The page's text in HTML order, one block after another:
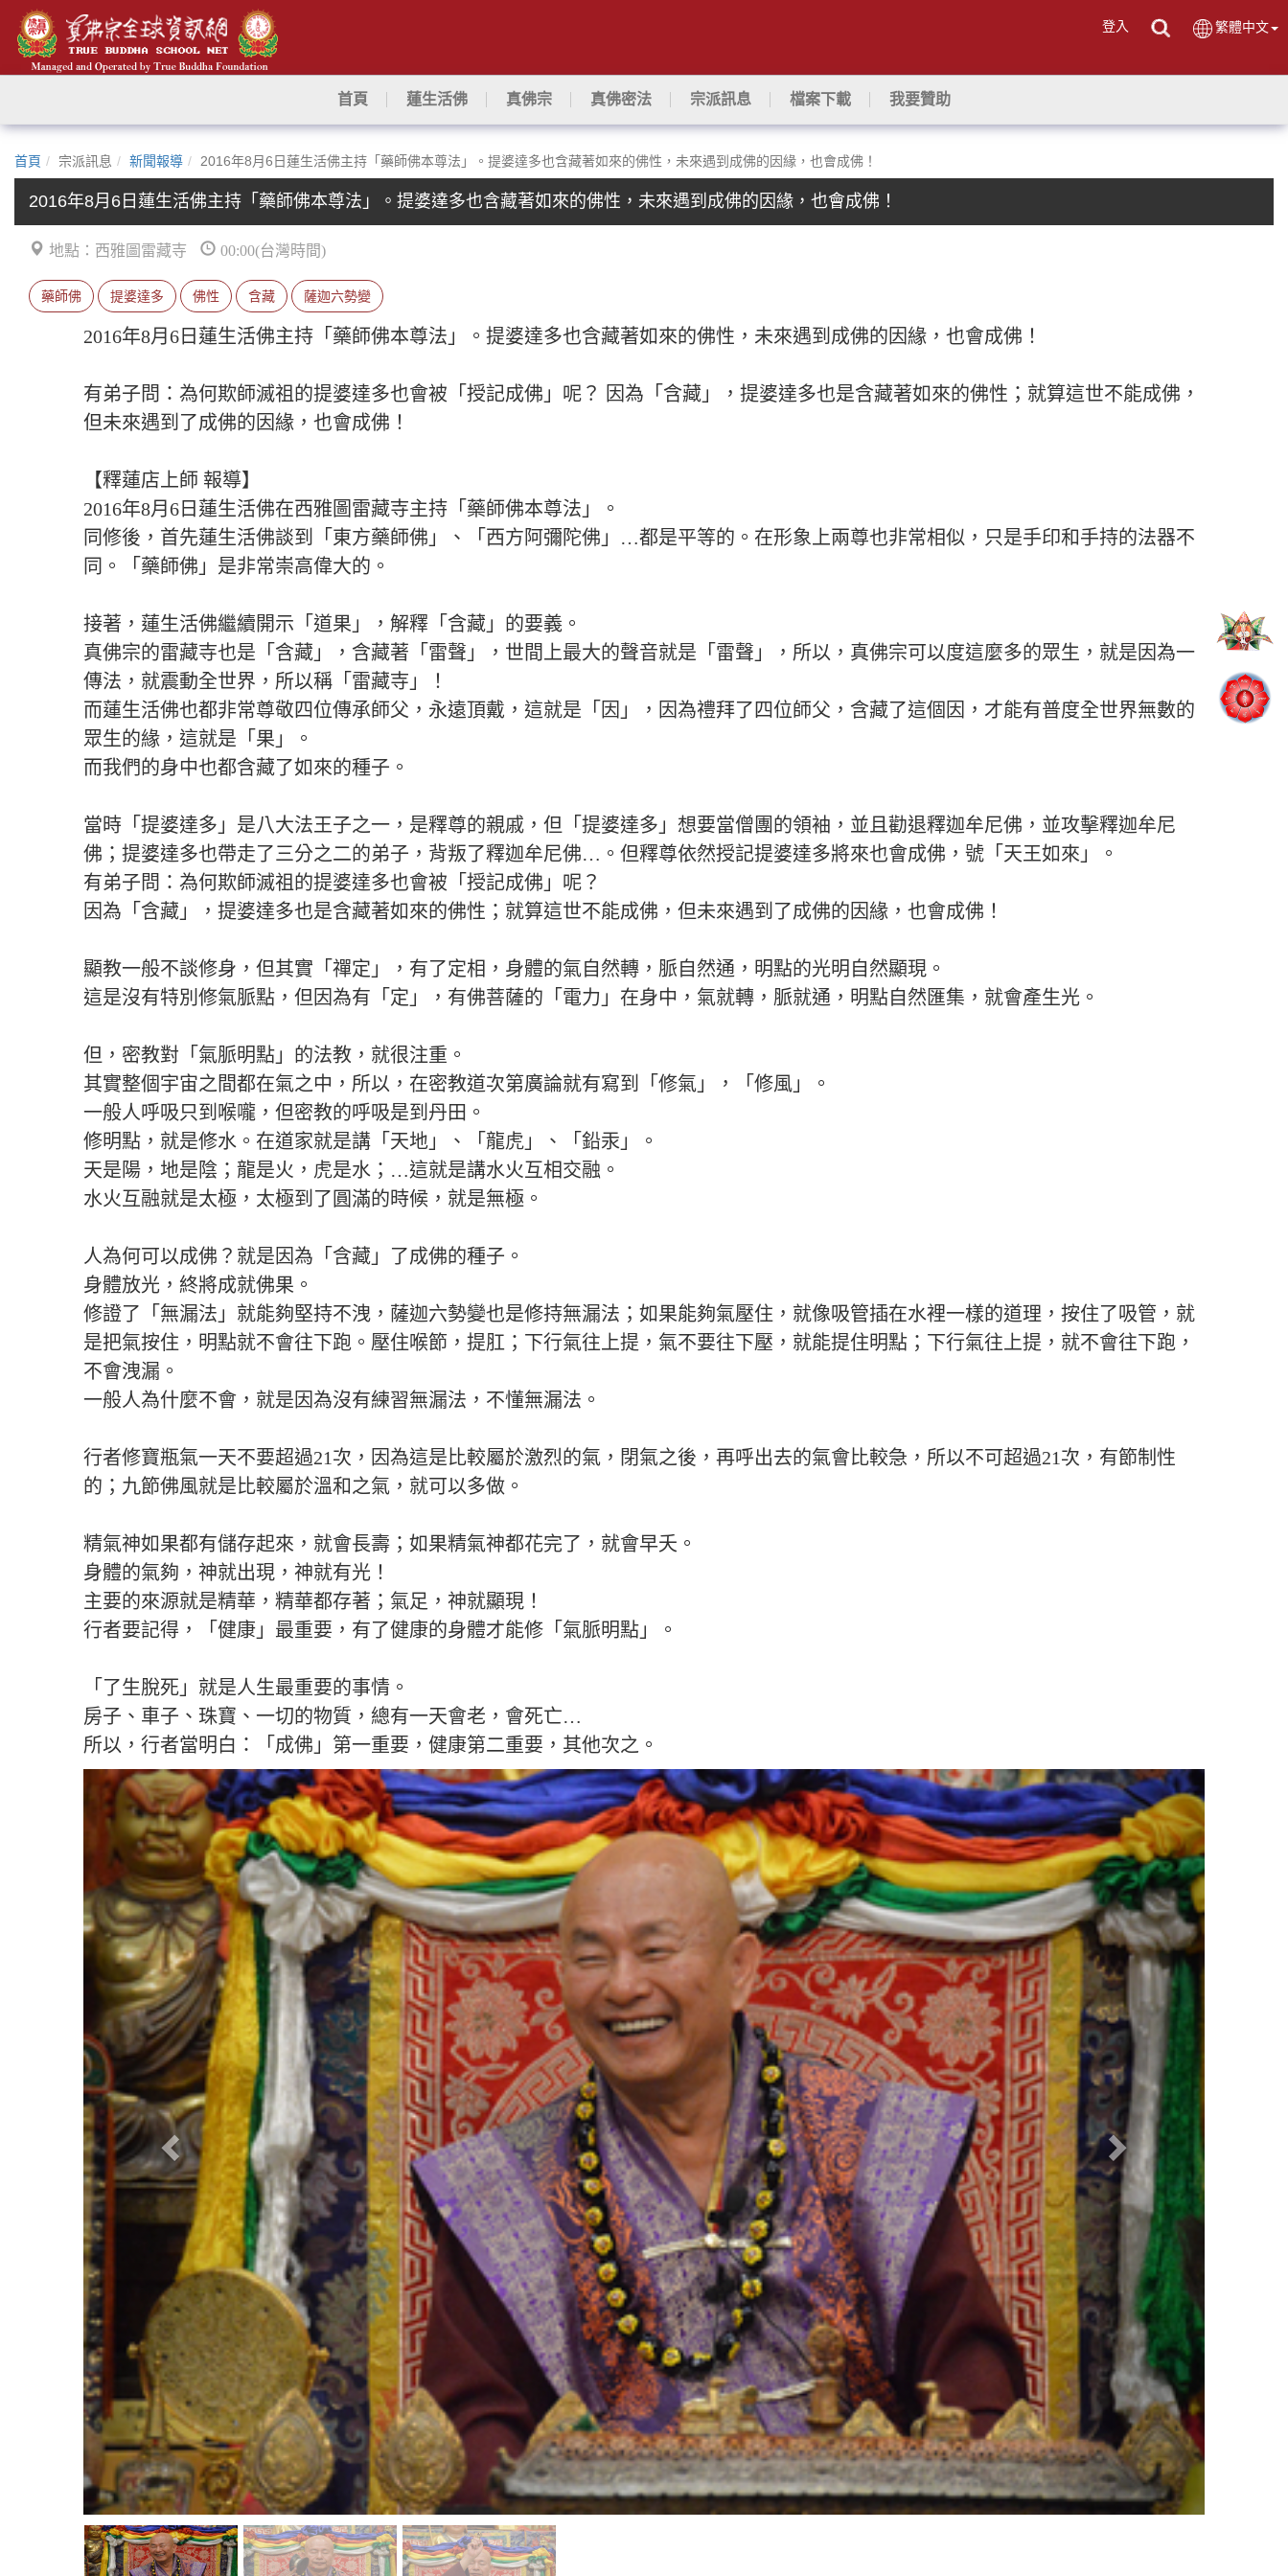
登入 繁體中文
首頁 蓮生活佛 真佛宗 真佛密法 宗派訊息 檔案下載 我要贊助
首頁 宗派訊息 新聞報導 2016年8月6日蓮生活佛主持「藥師佛本尊法」。提婆達多也含藏著如來的佛性，未來遇到成佛的因緣，也會成佛！
2016年8月6日蓮生活佛主持「藥師佛本尊法」。提婆達多也含藏著如來的佛性，未來遇到成佛的因緣，也會成佛！
地點：西雅圖雷藏寺 00:00(台灣時間)
藥師佛 提婆達多 佛性 含藏 薩迦六勢變
2016年8月6日蓮生活佛主持「藥師佛本尊法」。提婆達多也含藏著如來的佛性，未來遇到成佛的因緣，也會成佛！
有弟子問：為何欺師滅祖的提婆達多也會被「授記成佛」呢？ 因為「含藏」，提婆達多也是含藏著如來的佛性；就算這世不能成佛，
但未來遇到了成佛的因緣，也會成佛！
【釋蓮店上師 報導】
2016年8月6日蓮生活佛在西雅圖雷藏寺主持「藥師佛本尊法」。
同修後，首先蓮生活佛談到「東方藥師佛」、「西方阿彌陀佛」…都是平等的。在形象上兩尊也非常相似，只是手印和手持的法器不
同。「藥師佛」是非常崇高偉大的。
接著，蓮生活佛繼續開示「道果」，解釋「含藏」的要義。
真佛宗的雷藏寺也是「含藏」，含藏著「雷聲」，世間上最大的聲音就是「雷聲」，所以，真佛宗可以度這麼多的眾生，就是因為一
傳法，就震動全世界，所以稱「雷藏寺」！
而蓮生活佛也都非常尊敬四位傳承師父，永遠頂戴，這就是「因」，因為禮拜了四位師父，含藏了這個因，才能有普度全世界無數的
眾生的緣，這就是「果」。
而我們的身中也都含藏了如來的種子。
當時「提婆達多」是八大法王子之一，是釋尊的親戚，但「提婆達多」想要當僧團的領袖，並且勸退釋迦牟尼佛，並攻擊釋迦牟尼
佛；提婆達多也帶走了三分之二的弟子，背叛了釋迦牟尼佛…。但釋尊依然授記提婆達多將來也會成佛，號「天王如來」。
有弟子問：為何欺師滅祖的提婆達多也會被「授記成佛」呢？
因為「含藏」，提婆達多也是含藏著如來的佛性；就算這世不能成佛，但未來遇到了成佛的因緣，也會成佛！
顯教一般不談修身，但其實「禪定」，有了定相，身體的氣自然轉，脈自然通，明點的光明自然顯現。
這是沒有特別修氣脈點，但因為有「定」，有佛菩薩的「電力」在身中，氣就轉，脈就通，明點自然匯集，就會產生光。
但，密教對「氣脈明點」的法教，就很注重。
其實整個宇宙之間都在氣之中，所以，在密教道次第廣論就有寫到「修氣」，「修風」。
一般人呼吸只到喉嚨，但密教的呼吸是到丹田。
修明點，就是修水。在道家就是講「天地」、「龍虎」、「鉛汞」。
天是陽，地是陰；龍是火，虎是水；…這就是講水火互相交融。
水火互融就是太極，太極到了圓滿的時候，就是無極。
人為何可以成佛？就是因為「含藏」了成佛的種子。
身體放光，終將成就佛果。
修證了「無漏法」就能夠堅持不洩，薩迦六勢變也是修持無漏法；如果能夠氣壓住，就像吸管插在水裡一樣的道理，按住了吸管，就
是把氣按住，明點就不會往下跑。壓住喉節，提肛；下行氣往上提，氣不要往下壓，就能提住明點；下行氣往上提，就不會往下跑，
不會洩漏。
一般人為什麼不會，就是因為沒有練習無漏法，不懂無漏法。
行者修寶瓶氣一天不要超過21次，因為這是比較屬於激烈的氣，閉氣之後，再呼出去的氣會比較急，所以不可超過21次，有節制性
的；九節佛風就是比較屬於溫和之氣，就可以多做。
精氣神如果都有儲存起來，就會長壽；如果精氣神都花完了，就會早夭。
身體的氣夠，神就出現，神就有光！
主要的來源就是精華，精華都存著；氣足，神就顯現！
行者要記得，「健康」最重要，有了健康的身體才能修「氣脈明點」。
「了生脫死」就是人生最重要的事情。
房子、車子、珠寶、一切的物質，總有一天會老，會死亡…
所以，行者當明白：「成佛」第一重要，健康第二重要，其他次之。